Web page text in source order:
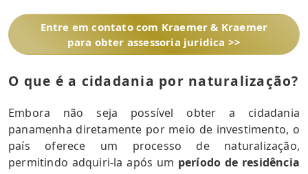
Entre em contato com Kraemer & Kraemer
para obter assessoria juridica >>
O que é a cidadania por naturalização?
Embora não seja possível obter a cidadania
panamenha diretamente por meio de investimento, o
país oferece um processo de naturalização,
permitindo adquiri-la após um período de residência